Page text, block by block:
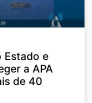
Estado e
a APA
de 40